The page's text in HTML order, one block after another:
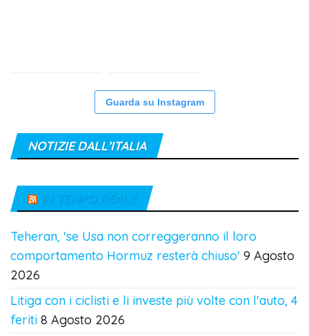
Guarda su Instagram
NOTIZIE DALL’ITALIA
IN TEMPO REALE
Teheran, 'se Usa non correggeranno il loro
comportamento Hormuz resterà chiuso' 9 Agosto
2026
Litiga con i ciclisti e li investe più volte con l'auto, 4
feriti 8 Agosto 2026